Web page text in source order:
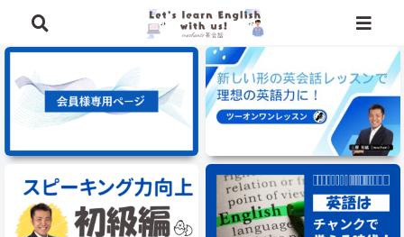
⭐️英語学習に役立つ、豪華特典を無料でプレゼント中⭐️